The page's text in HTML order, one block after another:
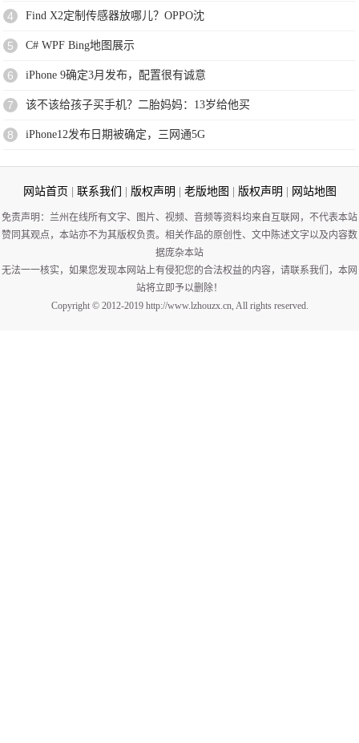
4 Find X2定制传感器放哪儿？OPPO沈
5 C# WPF Bing地图展示
6 iPhone 9确定3月发布，配置很有诚意
7 该不该给孩子买手机？二胎妈妈：13岁给他买
8 iPhone12发布日期被确定，三网通5G
网站首页 联系我们 版权声明 老版地图 版权声明 网站地图
免责声明：兰州在线所有文字、图片、视频、音频等资料均来自互联网，不代表本站
赞同其观点，本站亦不为其版权负责。相关作品的原创性、文中陈述文字以及内容数
据庞杂本站
无法一一核实，如果您发现本网站上有侵犯您的合法权益的内容，请联系我们，本网
站将立即予以删除！
Copyright © 2012-2019 http://www.lzhouzx.cn, All rights reserved.